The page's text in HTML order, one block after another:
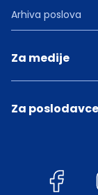
Arhiva poslova
Za medije
Za poslodavce